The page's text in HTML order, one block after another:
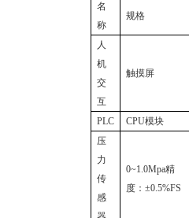
名
称
规格
人
机
交
互
触摸屏
PLC
CPU模块
压
力
传
感
0~1.0Mpa精
度：±0.5%FS